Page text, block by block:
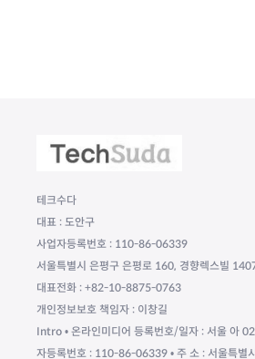
테크수다
대표 : 도안구
사업자등록번호 : 110-86-06339
서울특별시 은평구 은평로 160, 경향렉스빌
대표전화 : +82-10-8875-0763
개인정보보호 책임자 : 이창길
Intro • 온라인미디어 등록번호/일자 : 서울 아
자등록번호 : 110-86-06339 • 주 소 : 서울특별